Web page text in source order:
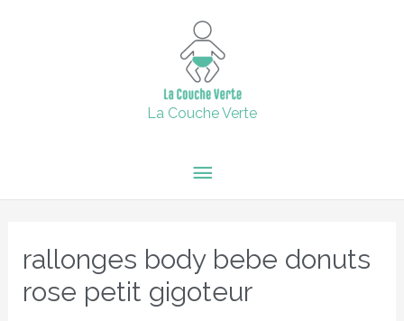
le code : 2024 + Livraison offerte en point relais dès 60€
d'achats.
Fermer
La Couche Verte
Menu
principal
rallonges body bebe donuts
rose petit gigoteur
articles